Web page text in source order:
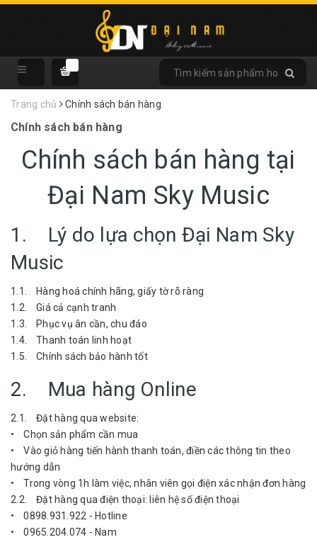
Trang chủ Chính sách bán hàng
Chính sách bán hàng
Chính sách bán hàng tại
Đại Nam Sky Music
1. Lý do lựa chọn Đại Nam Sky
Music
1.1. Hàng hoá chính hãng, giấy tờ rõ ràng
1.2. Giá cả cạnh tranh
1.3. Phục vụ ân cần, chu đáo
1.4. Thanh toán linh hoạt
1.5. Chính sách bảo hành tốt
2. Mua hàng Online
2.1. Đặt hàng qua website:
• Chọn sản phẩm cần mua
• Vào giỏ hàng tiến hành thanh toán, điền các thông tin theo
hướng dẫn
• Trong vòng 1h làm việc, nhân viên gọi điện xác nhận đơn hàng
2.2. Đặt hàng qua điện thoại: liên hệ số điện thoại
• 0898.931.922 - Hotline
• 0965.204.074 - Nam